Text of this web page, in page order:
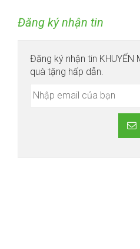
Đăng ký nhận tin
Đăng ký nhận tin KHUYẾN
quà tặng hấp dẫn.